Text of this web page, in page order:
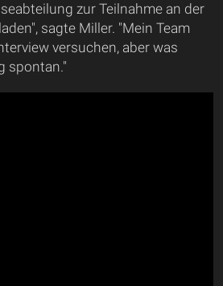
zur Teilnahme an der
sagte Miller. "Mein Team
versuchen, aber was
spontan."